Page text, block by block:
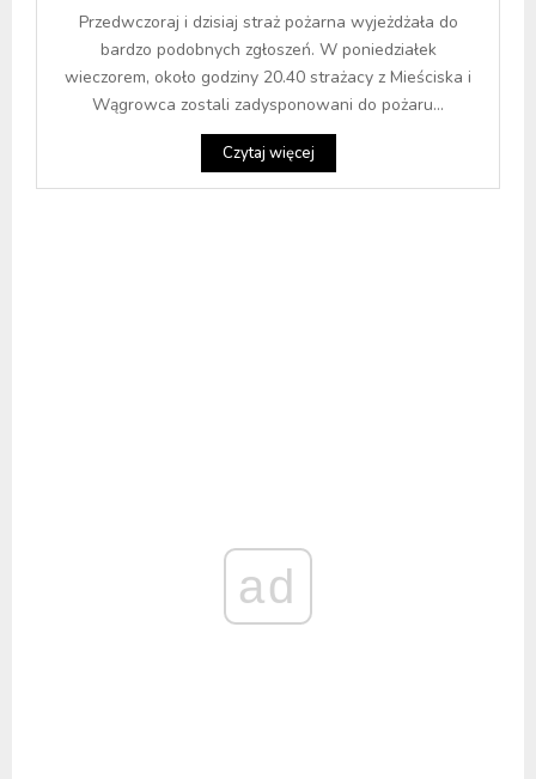
Przedwczoraj i dzisiaj straż pożarna wyjeżdżała do
bardzo podobnych zgłoszeń. W poniedziałek
wieczorem, około godziny 20.40 strażacy z Mieściska i
Wągrowca zostali zadysponowani do pożaru...
Czytaj więcej
ad